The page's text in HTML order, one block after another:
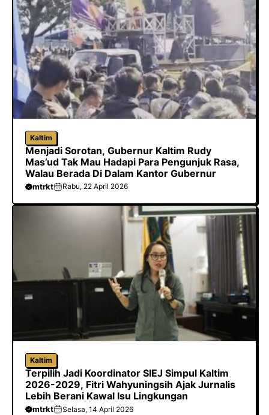
Kaltim
Menjadi Sorotan, Gubernur Kaltim Rudy
Mas’ud Tak Mau Hadapi Para Pengunjuk Rasa,
Walau Berada Di Dalam Kantor Gubernur
mtrkt Rabu, 22 April 2026
Kaltim
Terpilih Jadi Koordinator SIEJ Simpul Kaltim
2026-2029, Fitri Wahyuningsih Ajak Jurnalis
Lebih Berani Kawal Isu Lingkungan
mtrkt Selasa, 14 April 2026